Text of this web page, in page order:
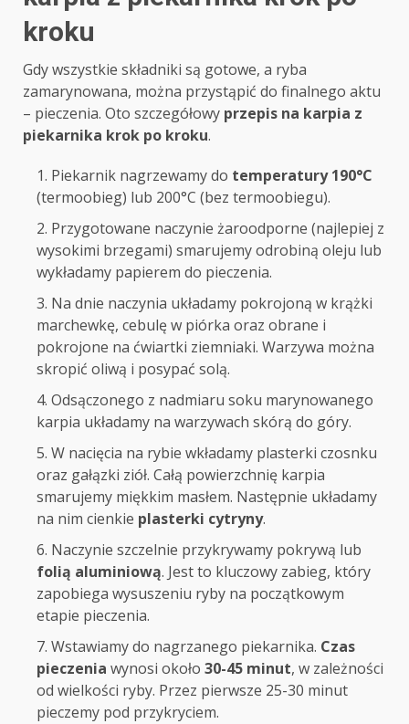
kroku
Gdy wszystkie składniki są gotowe, a ryba
zamarynowana, można przystąpić do finalnego aktu
– pieczenia. Oto szczegółowy przepis na karpia z
piekarnika krok po kroku.
Piekarnik nagrzewamy do temperatury 190°C
(termoobieg) lub 200°C (bez termoobiegu).
Przygotowane naczynie żaroodporne (najlepiej z
wysokimi brzegami) smarujemy odrobiną oleju lub
wykładamy papierem do pieczenia.
Na dnie naczynia układamy pokrojoną w krążki
marchewkę, cebulę w piórka oraz obrane i
pokrojone na ćwiartki ziemniaki. Warzywa można
skropić oliwą i posypać solą.
Odsączonego z nadmiaru soku marynowanego
karpia układamy na warzywach skórą do góry.
W nacięcia na rybie wkładamy plasterki czosnku
oraz gałązki ziół. Całą powierzchnię karpia
smarujemy miękkim masłem. Następnie układamy
na nim cienkie plasterki cytryny.
Naczynie szczelnie przykrywamy pokrywą lub
folią aluminiową. Jest to kluczowy zabieg, który
zapobiega wysuszeniu ryby na początkowym
etapie pieczenia.
Wstawiamy do nagrzanego piekarnika. Czas
pieczenia wynosi około 30-45 minut, w zależności
od wielkości ryby. Przez pierwsze 25-30 minut
pieczemy pod przykryciem.